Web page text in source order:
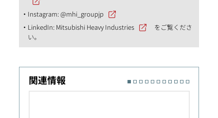
Instagram:@mhi_groupjp
LinkedIn: Mitsubishi Heavy Industries
をご覧くださ
い。
関連情報